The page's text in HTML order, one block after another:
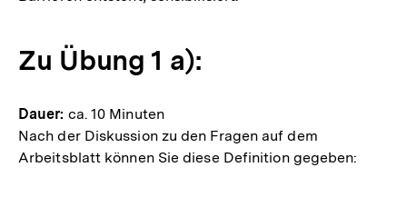
Zu Übung 1 a):
Dauer: ca. 10 Minuten
Nach der Diskussion zu den Fragen auf dem
Arbeitsblatt können Sie diese Definition gegeben: